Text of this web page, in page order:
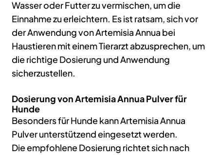
Wasser oder Futter zu vermischen, um die
Einnahme zu erleichtern. Es ist ratsam, sich vor
der Anwendung von Artemisia Annua bei
Haustieren mit einem Tierarzt abzusprechen, um
die richtige Dosierung und Anwendung
sicherzustellen.
Dosierung von Artemisia Annua Pulver für
Hunde
Besonders für Hunde kann Artemisia Annua
Pulver unterstützend eingesetzt werden.
Die empfohlene Dosierung richtet sich nach